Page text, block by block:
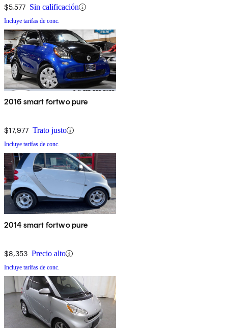
$5,577 Sin calificación
Incluye tarifas de conc.
2016 smart fortwo pure
$17,977 Trato justo
Incluye tarifas de conc.
2014 smart fortwo pure
$8,353 Precio alto
Incluye tarifas de conc.